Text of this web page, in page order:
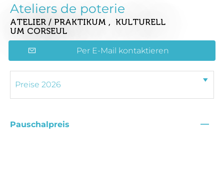
Ateliers de poterie
ATELIER / PRAKTIKUM , KULTURELL
UM CORSEUL
Per E-Mail kontaktieren
Pauschalpreis —